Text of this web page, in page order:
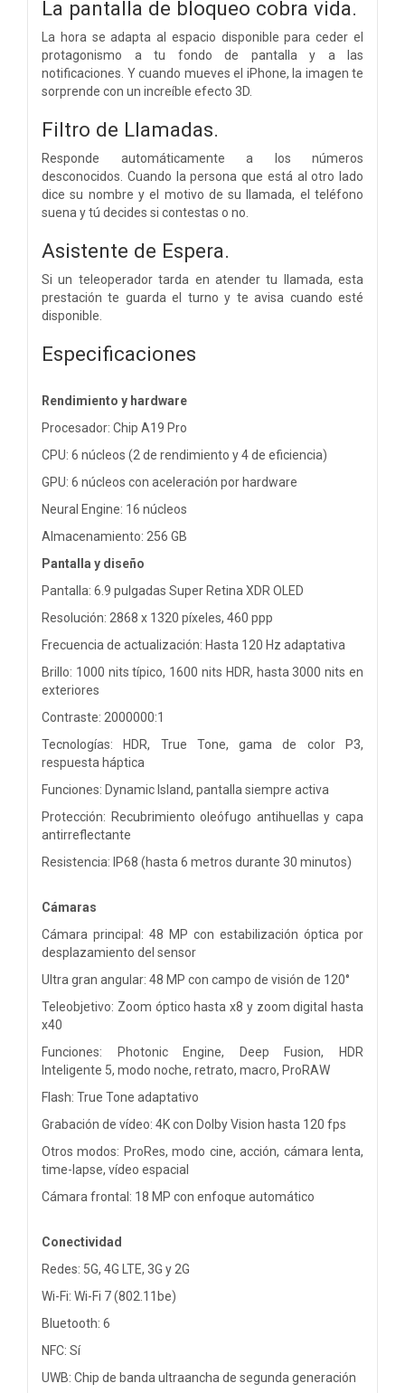
La pantalla de bloqueo cobra vida.
La hora se adapta al espacio disponible para ceder el
protagonismo a tu fondo de pantalla y a las
notificaciones. Y cuando mueves el iPhone, la imagen te
sorprende con un increíble efecto 3D.
Filtro de Llamadas.
Responde automáticamente a los números
desconocidos. Cuando la persona que está al otro lado
dice su nombre y el motivo de su llamada, el teléfono
suena y tú decides si contestas o no.
Asistente de Espera.
Si un teleoperador tarda en atender tu llamada, esta
prestación te guarda el turno y te avisa cuando esté
disponible.
Especificaciones
Rendimiento y hardware
Procesador: Chip A19 Pro
CPU: 6 núcleos (2 de rendimiento y 4 de eficiencia)
GPU: 6 núcleos con aceleración por hardware
Neural Engine: 16 núcleos
Almacenamiento: 256 GB
Pantalla y diseño
Pantalla: 6.9 pulgadas Super Retina XDR OLED
Resolución: 2868 x 1320 píxeles, 460 ppp
Frecuencia de actualización: Hasta 120 Hz adaptativa
Brillo: 1000 nits típico, 1600 nits HDR, hasta 3000 nits en
exteriores
Contraste: 2000000:1
Tecnologías: HDR, True Tone, gama de color P3,
respuesta háptica
Funciones: Dynamic Island, pantalla siempre activa
Protección: Recubrimiento oleófugo antihuellas y capa
antirreflectante
Resistencia: IP68 (hasta 6 metros durante 30 minutos)
Cámaras
Cámara principal: 48 MP con estabilización óptica por
desplazamiento del sensor
Ultra gran angular: 48 MP con campo de visión de 120°
Teleobjetivo: Zoom óptico hasta x8 y zoom digital hasta
x40
Funciones: Photonic Engine, Deep Fusion, HDR
Inteligente 5, modo noche, retrato, macro, ProRAW
Flash: True Tone adaptativo
Grabación de vídeo: 4K con Dolby Vision hasta 120 fps
Otros modos: ProRes, modo cine, acción, cámara lenta,
time-lapse, vídeo espacial
Cámara frontal: 18 MP con enfoque automático
Conectividad
Redes: 5G, 4G LTE, 3G y 2G
Wi-Fi: Wi-Fi 7 (802.11be)
Bluetooth: 6
NFC: Sí
UWB: Chip de banda ultraancha de segunda generación